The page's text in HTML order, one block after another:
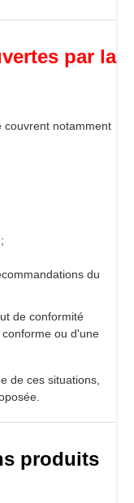
par la
couvrent notamment
du
de conformité
ou d'une
de ces situations,
produits